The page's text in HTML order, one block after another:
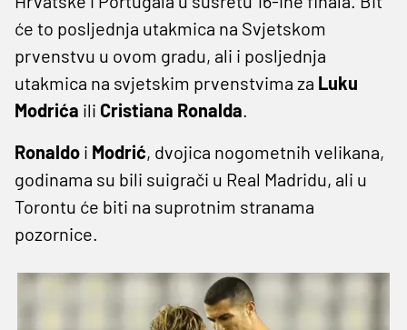
će to posljednja utakmica na Svjetskom
prvenstvu u ovom gradu, ali i posljednja
utakmica na svjetskim prvenstvima za Luku
Modrića ili Cristiana Ronalda
Ronaldo i Modrić, dvojica nogometnih velikana,
godinama su bili suigrači u Real Madridu, ali u
Torontu će biti na suprotnim stranama
pozornice.